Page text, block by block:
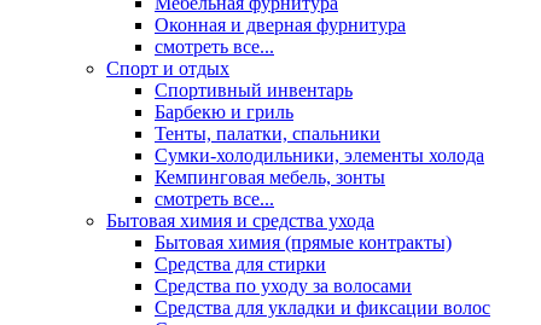
Оконная и дверная фурнитура
смотреть все...
Спорт и отдых
Спортивный инвентарь
Барбекю и гриль
Тенты, палатки, спальники
Сумки-холодильники, элементы холода
Кемпинговая мебель, зонты
смотреть все...
Бытовая химия и средства ухода
Бытовая химия (прямые контракты)
Средства для стирки
Средства по уходу за волосами
Средства для укладки и фиксации волос